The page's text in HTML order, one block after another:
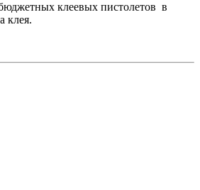
клеевых пистолетов в
клея.